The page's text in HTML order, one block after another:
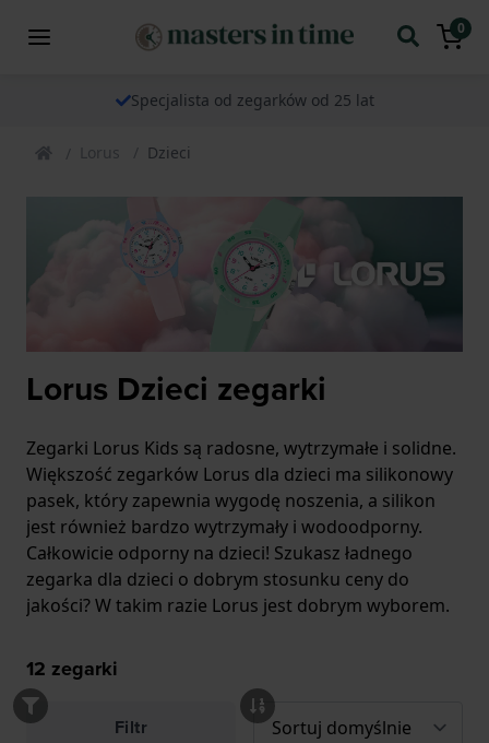
0
Specjalista od zegarków od 25 lat
Lorus Dzieci
Lorus Dzieci zegarki
Zegarki Lorus Kids są radosne, wytrzymałe i solidne.
Większość zegarków Lorus dla dzieci ma silikonowy
pasek, który zapewnia wygodę noszenia, a silikon
jest również bardzo wytrzymały i wodoodporny.
Całkowicie odporny na dzieci! Szukasz ładnego
zegarka dla dzieci o dobrym stosunku ceny do
jakości? W takim razie Lorus jest dobrym wyborem.
12 zegarki
Filtr